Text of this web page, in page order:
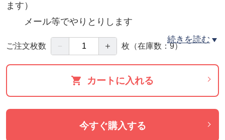
ます）
メール等でやりとりします
＊生まれた時間がわかるとBESTです
2：PDFにて診断票をお送りします
＊PCからのメールを受信できるアドレスをご準
3：お互いの時間を合わせて、電話かオンラインにて
続きを読む
ご注文枚数 － ＋ 枚 （在庫数：9）
カートに入れる
今すぐ購入する